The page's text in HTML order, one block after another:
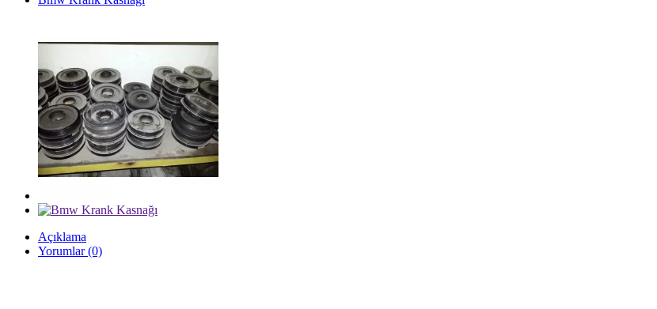
Açıklama
Yorumlar (0)